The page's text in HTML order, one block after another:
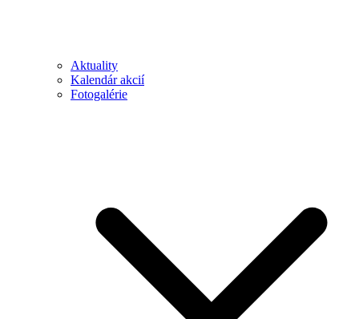
Aktuality
Kalendár akcií
Fotogalérie